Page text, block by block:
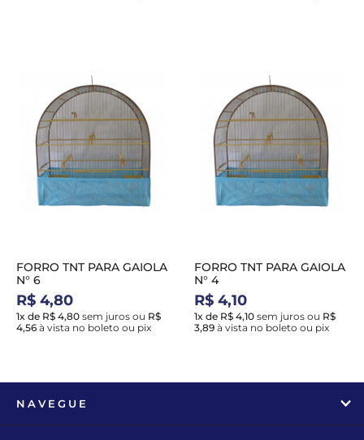
FORRO TNT PARA GAIOLA
N° 6
R$ 4,80
1x de R$ 4,80 sem juros ou R$
4,56 à vista no boleto ou pix
FORRO TNT PARA GAIOLA
N° 4
R$ 4,10
1x de R$ 4,10 sem juros ou R$
3,89 à vista no boleto ou pix
NAVEGUE